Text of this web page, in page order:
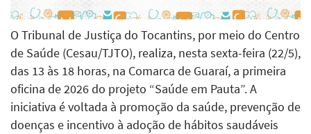
O Tribunal de Justiça do Tocantins, por meio do Centro
de Saúde (Cesau/TJTO), realiza, nesta sexta-feira (22/5),
das 13 às 18 horas, na Comarca de Guaraí, a primeira
oficina de 2026 do projeto “Saúde em Pauta”. A
iniciativa é voltada à promoção da saúde, prevenção de
doenças e incentivo à adoção de hábitos saudáveis